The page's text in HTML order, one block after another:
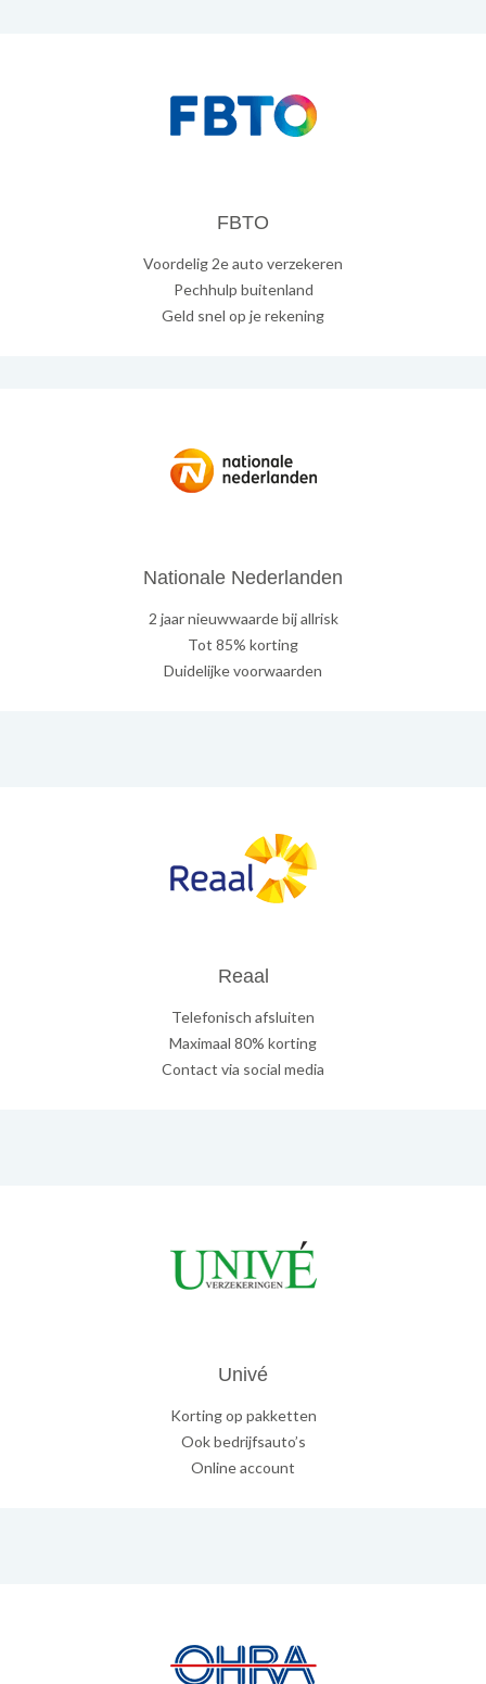
FBTO
Voordelig 2e auto verzekeren
Pechhulp buitenland
Geld snel op je rekening
Nationale Nederlanden
2 jaar nieuwwaarde bij allrisk
Tot 85% korting
Duidelijke voorwaarden
Reaal
Telefonisch afsluiten
Maximaal 80% korting
Contact via social media
Univé
Korting op pakketten
Ook bedrijfsauto’s
Online account